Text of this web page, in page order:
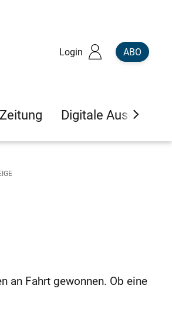
Login ABO
Digitale Ausgaben
an Fahrt gewonnen. Ob eine